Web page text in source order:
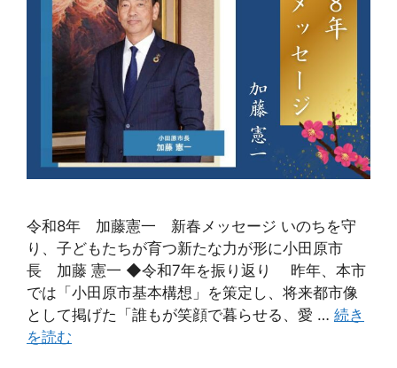
令和8年 加藤憲一 新春メッセージ いのちを守
り、子どもたちが育つ新たな力が形に小田原市
長 加藤 憲一 ◆令和7年を振り返り 昨年、本市
では「小田原市基本構想」を策定し、将来都市像
として掲げた「誰もが笑顔で暮らせる、愛 … 続き
を読む